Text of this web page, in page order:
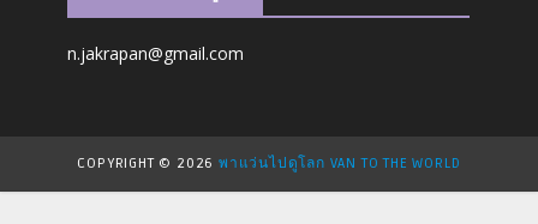
n.jakrapan@gmail.com
COPYRIGHT © 2026พาแว่นไปดูโลก VAN TO THE WORLD